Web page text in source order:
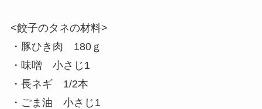
<餃子のタネの材料>
・豚ひき肉 180ｇ
・味噌 小さじ1
・長ネギ 1/2本
・ごま油 小さじ1